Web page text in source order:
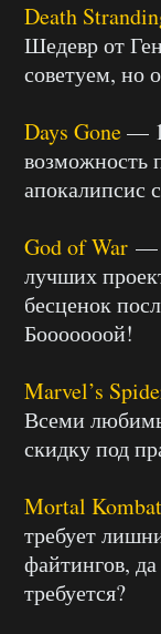
Death
Шедевр от
советуем, но
Days Gone—
возможность
апокалипсис
God of War —
лучших
бесценок
Бооооооой!
Marvel’s
Всеми
скидку под
Mortal
требует
файтингов,
требуется?